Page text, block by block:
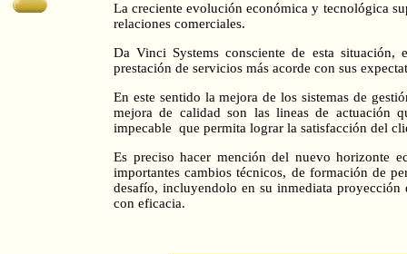
La creciente evolución económica y tecnológica
relaciones comerciales.
Da Vinci Systems consciente de esta
prestación de servicios más acorde con sus
En este sentido la mejora de los sistemas de
mejora de calidad son las lineas de actuación
impecable que permita lograr la satisfacción del
Es preciso hacer mención del nuevo horizonte
importantes cambios técnicos, de formación de
desafío, incluyendolo en su inmediata
con eficacia.